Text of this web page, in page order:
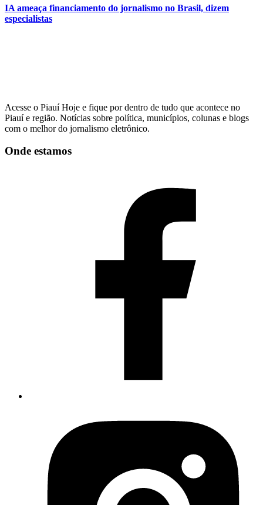
IA ameaça financiamento do jornalismo no Brasil, dizem
especialistas
Acesse o Piauí Hoje e fique por dentro de tudo que acontece no
Piauí e região. Notícias sobre política, municípios, colunas e blogs
com o melhor do jornalismo eletrônico.
Onde estamos